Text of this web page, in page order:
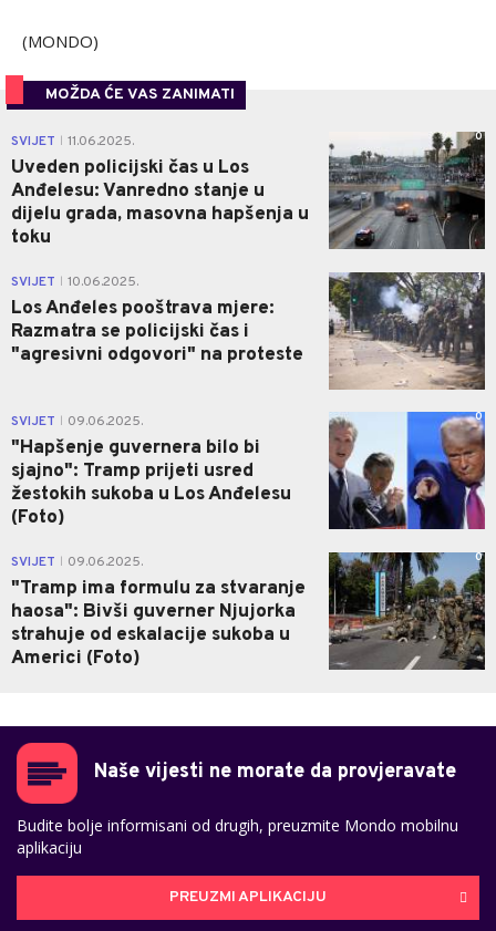
(MONDO)
MOŽDA ĆE VAS ZANIMATI
SVIJET 11.06.2025.
Uveden policijski čas u Los
Anđelesu: Vanredno stanje u
dijelu grada, masovna hapšenja u
toku
0
SVIJET 10.06.2025.
Los Anđeles pooštrava mjere:
Razmatra se policijski čas i
"agresivni odgovori" na proteste
1
SVIJET 09.06.2025.
"Hapšenje guvernera bilo bi
sjajno": Tramp prijeti usred
žestokih sukoba u Los Anđelesu
(Foto)
0
SVIJET 09.06.2025.
"Tramp ima formulu za stvaranje
haosa": Bivši guverner Njujorka
strahuje od eskalacije sukoba u
Americi (Foto)
0
Naše vijesti ne morate da provjeravate
Budite bolje informisani od drugih, preuzmite Mondo mobilnu
aplikaciju
PREUZMI APLIKACIJU